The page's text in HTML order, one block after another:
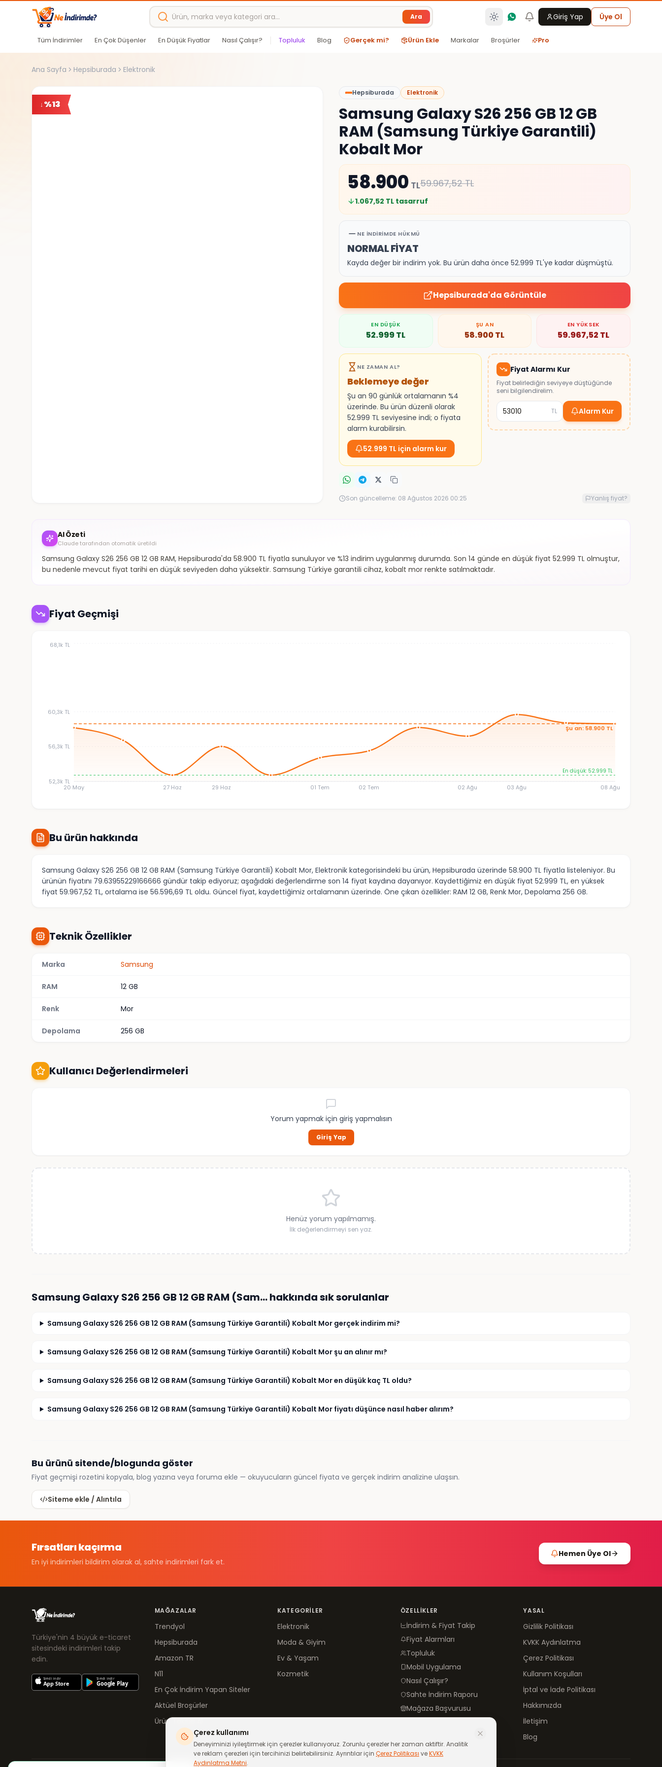
Ana içeriğe atla
Ara Giriş Yap Üye Ol
Tüm İndirimler En Çok Düşenler En Düşük Fiyatlar Nasıl Çalışır? Topluluk Blog Gerçek mi? Ürün Ekle Markalar Broşürler Pro
Ana Sayfa Hepsiburada Elektronik
%13
Hepsiburada Elektronik
Samsung Galaxy S26 256 GB 12 GB
RAM (Samsung Türkiye Garantili)
Kobalt Mor
58.900 TL59.967,52TL
1.067,52 TL tasarruf
NE İNDIRIMDE HÜKMÜ
NORMAL FİYAT
Kayda değer bir indirim yok. Bu ürün daha önce 52.999 TL'ye kadar düşmüştü.
Hepsiburada'da Görüntüle
EN DÜŞÜK
52.999TL
ŞU AN
58.900TL
EN YÜKSEK
59.967,52 TL
NE ZAMAN AL?
Beklemeye değer
Şu an 90 günlük ortalamanın %4
üzerinde. Bu ürün düzenli olarak
52.999 TL seviyesine indi; o fiyata
alarm kurabilirsin.
52.999 TL için alarm kur
Fiyat Alarmı Kur
Fiyat belirlediğin seviyeye düştüğünde
seni bilgilendirelim.
TL Alarm Kur
Son güncelleme: 08 Ağustos 2026 00:25 Yanlış fiyat?
AI Özeti
Claude tarafından otomatik üretildi
Samsung Galaxy S26 256 GB 12 GB RAM, Hepsiburada'da 58.900 TL fiyatla sunuluyor ve %13 indirim uygulanmış durumda. Son 14 günde en düşük fiyat 52.999 TL olmuştur,
bu nedenle mevcut fiyat tarihi en düşük seviyeden daha yüksektir. Samsung Türkiye garantili cihaz, kobalt mor renkte satılmaktadır.
Fiyat Geçmişi
20 May 27 Haz 29 Haz 01 Tem 02 Tem 02 Ağu 03 Ağu 08 Ağu
52,3k TL
56,3k TL
60,3k TL
68,1k TL
Şu an: 58.900 TL
En düşük: 52.999 TL
Bu ürün hakkında
Samsung Galaxy S26 256 GB 12 GB RAM (Samsung Türkiye Garantili) Kobalt Mor, Elektronik kategorisindeki bu ürün, Hepsiburada üzerinde 58.900 TL fiyatla listeleniyor. Bu
ürünün fiyatını 79.63955229166666 gündür takip ediyoruz; aşağıdaki değerlendirme son 14 fiyat kaydına dayanıyor. Kaydettiğimiz en düşük fiyat 52.999 TL, en yüksek
fiyat 59.967,52 TL, ortalama ise 56.596,69 TL oldu. Güncel fiyat, kaydettiğimiz ortalamanın üzerinde. Öne çıkan özellikler: RAM 12 GB, Renk Mor, Depolama 256 GB.
Teknik Özellikler
Marka Samsung
RAM 12 GB
Renk Mor
Depolama 256 GB
Kullanıcı Değerlendirmeleri
Yorum yapmak için giriş yapmalısın
Giriş Yap
Henüz yorum yapılmamış.
İlk değerlendirmeyi sen yaz.
Samsung Galaxy S26 256 GB 12 GB RAM (Sam…hakkında sık sorulanlar
Samsung Galaxy S26 256 GB 12 GB RAM (Samsung Türkiye Garantili) Kobalt Mor gerçek indirim mi?
Samsung Galaxy S26 256 GB 12 GB RAM (Samsung Türkiye Garantili) Kobalt Mor şu an alınır mı?
Samsung Galaxy S26 256 GB 12 GB RAM (Samsung Türkiye Garantili) Kobalt Mor en düşük kaç TL oldu?
Samsung Galaxy S26 256 GB 12 GB RAM (Samsung Türkiye Garantili) Kobalt Mor fiyatı düşünce nasıl haber alırım?
Bu ürünü sitende/blogunda göster
Fiyat geçmişi rozetini kopyala, blog yazına veya foruma ekle — okuyucuların güncel fiyata ve gerçek indirim analizine ulaşsın.
Siteme ekle / Alıntıla
Fırsatları kaçırma
En iyi indirimleri bildirim olarak al, sahte indirimleri fark et.
Hemen Üye Ol
Türkiye'nin 4 büyük e-ticaret
sitesindeki indirimleri takip
edin.
MAĞAZALAR
Trendyol
Hepsiburada
Amazon TR
N11
En Çok İndirim Yapan Siteler
Aktüel Broşürler
Ürün Takibe Al
KATEGORILER
Elektronik
Moda & Giyim
Ev & Yaşam
Kozmetik
ÖZELLIKLER
İndirim & Fiyat Takip
Fiyat Alarmları
Topluluk
Mobil Uygulama
Nasıl Çalışır?
Sahte İndirim Raporu
Mağaza Başvurusu
YASAL
Gizlilik Politikası
KVKK Aydınlatma
Çerez Politikası
Kullanım Koşulları
İptal ve İade Politikası
Hakkımızda
İletişim
Blog
Çerez kullanımı
Deneyiminizi iyileştirmek için çerezler kullanıyoruz. Zorunlu çerezler her zaman aktiftir. Analitik
ve reklam çerezleri için tercihinizi belirtebilirsiniz. Ayrıntılar için Çerez Politikası veKVKK
Aydınlatma Metni.